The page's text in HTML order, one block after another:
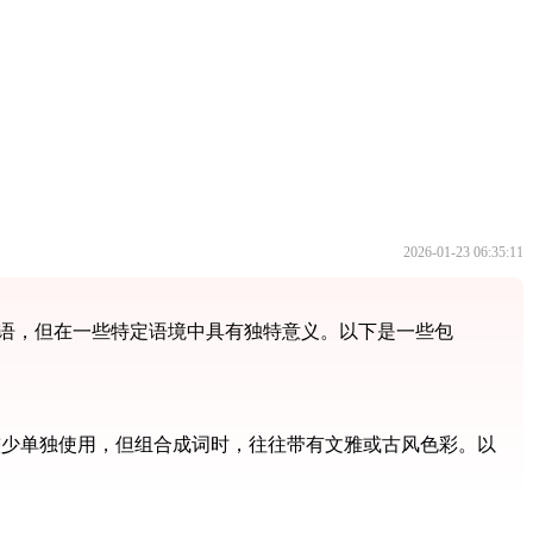
2026-01-23 06:35:11
，但在一些特定语境中具有独特意义。以下是一些包
单独使用，但组合成词时，往往带有文雅或古风色彩。以